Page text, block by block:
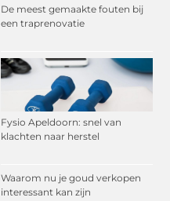
De meest gemaakte fouten bij
een traprenovatie
Fysio Apeldoorn: snel van
klachten naar herstel
Waarom nu je goud verkopen
interessant kan zijn